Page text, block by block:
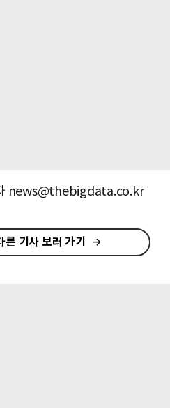
news@thebigdata.co.kr
기사 보러 가기